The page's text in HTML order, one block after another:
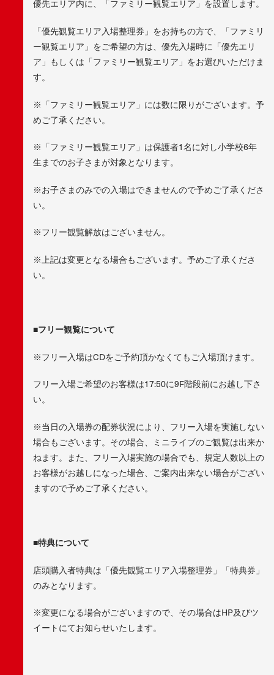
優先エリア内に、「ファミリー観覧エリア」を設置します。
「優先観覧エリア入場整理券」をお持ちの方で、「ファミリ
ー観覧エリア」をご希望の方は、優先入場時に「優先エリ
ア」もしくは「ファミリー観覧エリア」をお選びいただけま
す。
※「ファミリー観覧エリア」には数に限りがございます。予
めご了承ください。
※「ファミリー観覧エリア」は保護者1名に対し小学校6年
生までのお子さまが対象となります。
※お子さまのみでの入場はできませんので予めご了承くださ
い。
※フリー観覧解放はございません。
※上記は変更となる場合もございます。予めご了承くださ
い。
■フリー観覧について
※フリー入場はCDをご予約頂かなくてもご入場頂けます。
フリー入場ご希望のお客様は17:50に9F階段前にお越し下さ
い。
※当日の入場券の配券状況により、フリー入場を実施しない
場合もございます。その場合、ミニライブのご観覧は出来か
ねます。また、フリー入場実施の場合でも、規定人数以上の
お客様がお越しになった場合、ご案内出来ない場合がござい
ますので予めご了承ください。
■特典について
店頭購入者特典は「優先観覧エリア入場整理券」「特典券」
のみとなります。
※変更になる場合がございますので、その場合はHP及びツ
イートにてお知らせいたします。